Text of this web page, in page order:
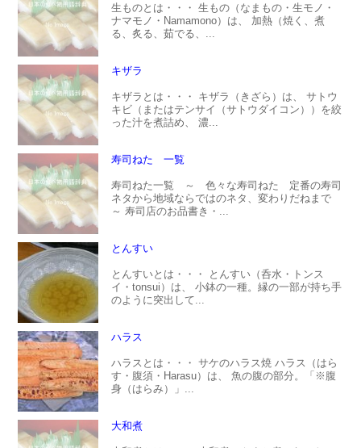
生ものとは・・・ 生もの（なまもの・生モノ・
ナマモノ・Namamono）は、 加熱（焼く、煮
る、炙る、茹でる、...
キザラ
キザラとは・・・ キザラ（きざら）は、 サトウ
キビ（またはテンサイ（サトウダイコン））を絞
った汁を煮詰め、 濃...
寿司ねた 一覧
寿司ねた一覧 ～ 色々な寿司ねた 定番の寿司
ネタから地域ならではのネタ、変わりだねまで
～ 寿司店のお品書き・...
とんすい
とんすいとは・・・ とんすい（呑水・トンス
イ・tonsui）は、 小鉢の一種。縁の一部が持ち手
のように突出して...
ハラス
ハラスとは・・・ サケのハラス焼 ハラス（はら
す・腹須・Harasu）は、 魚の腹の部分。「※腹
身（はらみ）」...
大和煮